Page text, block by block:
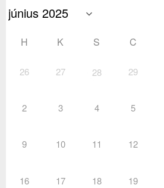
H K S C
26 27 28 29
2 3 4 5
9 10 11 12
16 17 18 19